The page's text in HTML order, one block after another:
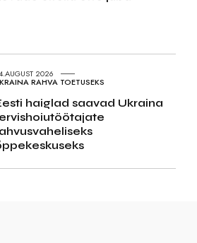
2026
RAHVA TOETUSEKS
haiglad saavad Ukraina